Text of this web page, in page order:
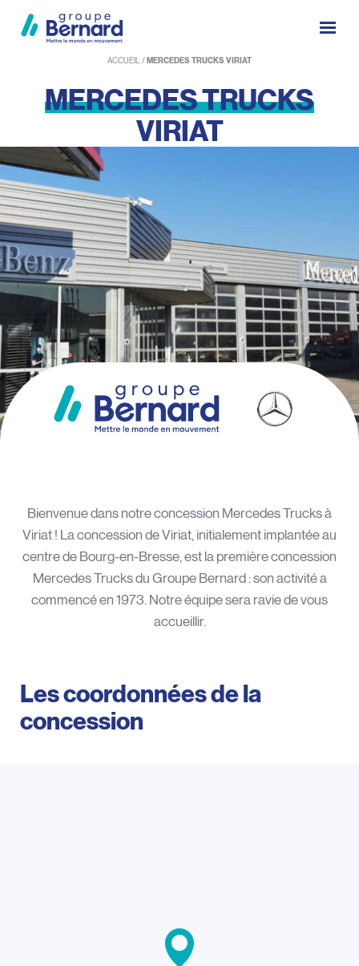
ACCUEIL / MERCEDES TRUCKS VIRIAT
MERCEDESTRUCKS
VIRIAT
Bienvenue dans notre concession Mercedes Trucks à
Viriat ! La concession de Viriat, initialement implantée au
centre de Bourg-en-Bresse, est la première concession
Mercedes Trucks du Groupe Bernard : son activité a
commencé en 1973. Notre équipe sera ravie de vous
accueillir.
Les coordonnées de la
concession